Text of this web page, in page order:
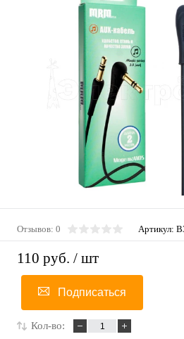
Отзывов: 0 Артикул:
110 руб. / шт
Подписаться
Кол-во: